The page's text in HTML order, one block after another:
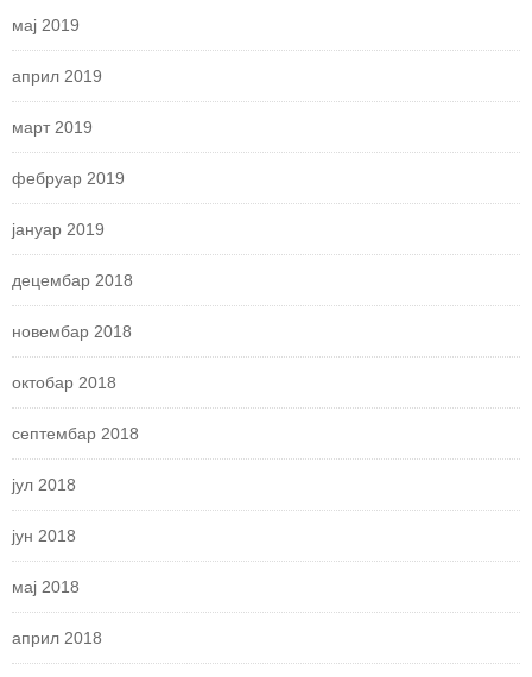
мај 2019
април 2019
март 2019
фебруар 2019
јануар 2019
децембар 2018
новембар 2018
октобар 2018
септембар 2018
јул 2018
јун 2018
мај 2018
април 2018